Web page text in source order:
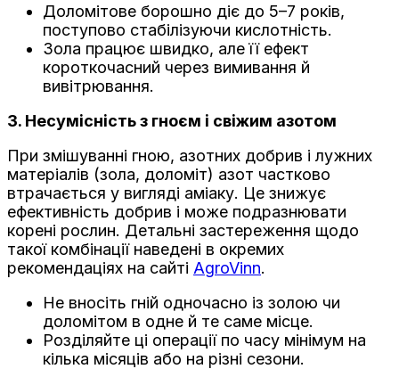
Доломітове борошно діє до 5–7 років,
поступово стабілізуючи кислотність.
Зола працює швидко, але її ефект
короткочасний через вимивання й
вивітрювання.
3. Несумісність з гноєм і свіжим азотом
При змішуванні гною, азотних добрив і лужних
матеріалів (зола, доломіт) азот частково
втрачається у вигляді аміаку. Це знижує
ефективність добрив і може подразнювати
корені рослин. Детальні застереження щодо
такої комбінації наведені в окремих
рекомендаціях на сайті AgroVinn.
Не вносіть гній одночасно із золою чи
доломітом в одне й те саме місце.
Розділяйте ці операції по часу мінімум на
кілька місяців або на різні сезони.